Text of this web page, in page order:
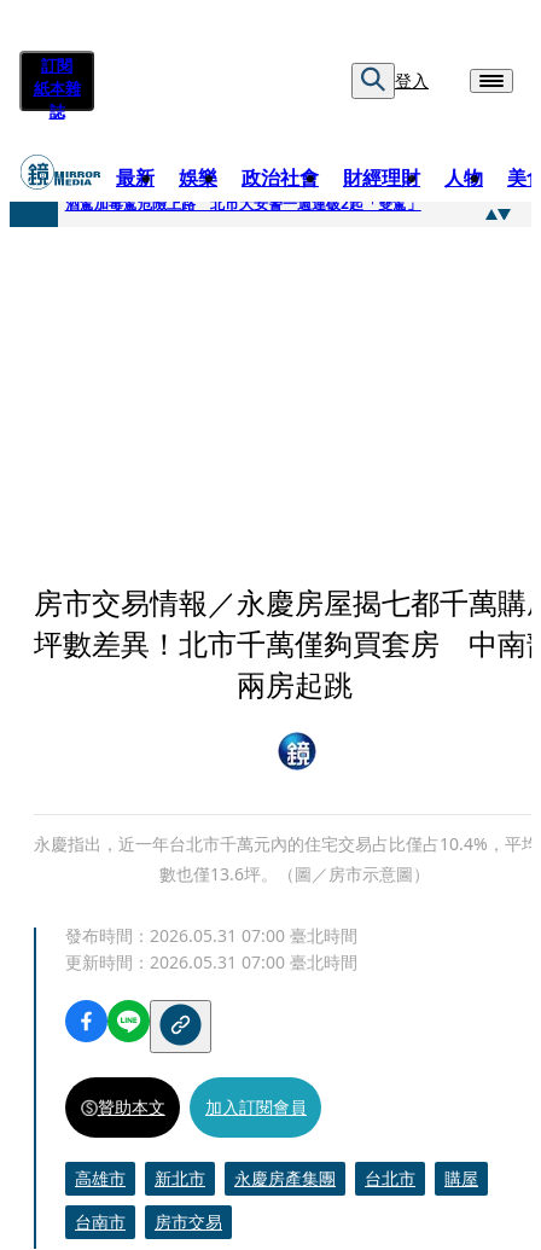
訂閱
紙本雜
誌
登入
最新 娛樂 政治社會 財經理財 人物 美
快訊
酒駕加毒駕危險上路 北市大安警一週連破2起「雙駕」
房市交易情報／永慶房屋揭七都千萬購
坪數差異！北市千萬僅夠買套房 中南
兩房起跳
永慶指出，近一年台北市千萬元內的住宅交易占比僅占10.4%，平
數也僅13.6坪。（圖／房市示意圖）
發布時間： 2026.05.31 07:00 臺北時間
更新時間： 2026.05.31 07:00 臺北時間
贊助本文 加入訂閱會員
高雄市 新北市 永慶房產集團 台北市
購屋
台南市
房市交易